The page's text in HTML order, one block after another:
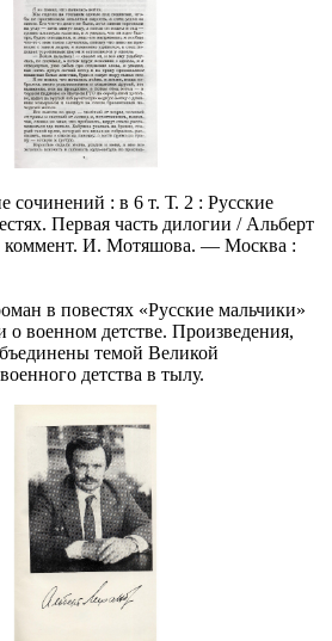
: в 6 т. Т. 2 : Русские
Первая часть дилогии / Альберт
коммент. И. Мотяшова. — Москва :
в повестях «Русские мальчики»
о военном детстве. Произведения,
темой Великой
детства в тылу.